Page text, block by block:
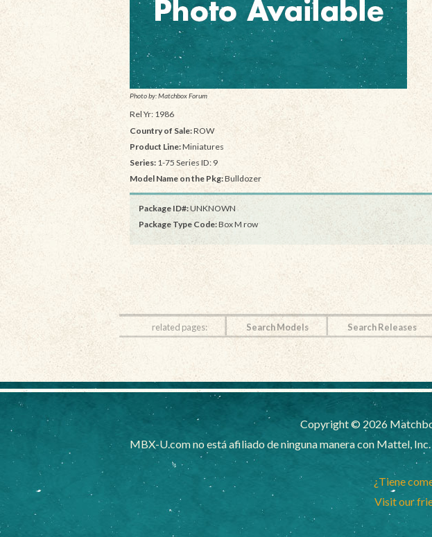
Photo by: Matchbox Forum
Rel Yr: 1986
Country of Sale:ROW
Product Line:Miniatures
Series: 1-75 Series ID: 9
Model Name on the Pkg:Bulldozer
Package ID#:UNKNOWN
Package Type Code:Box M row
related pages: Search Models Search Releases
Copyright © 2026
MBX-U.com no está afiliado de ninguna manera con Mattel,
¿Tiene
Visit our